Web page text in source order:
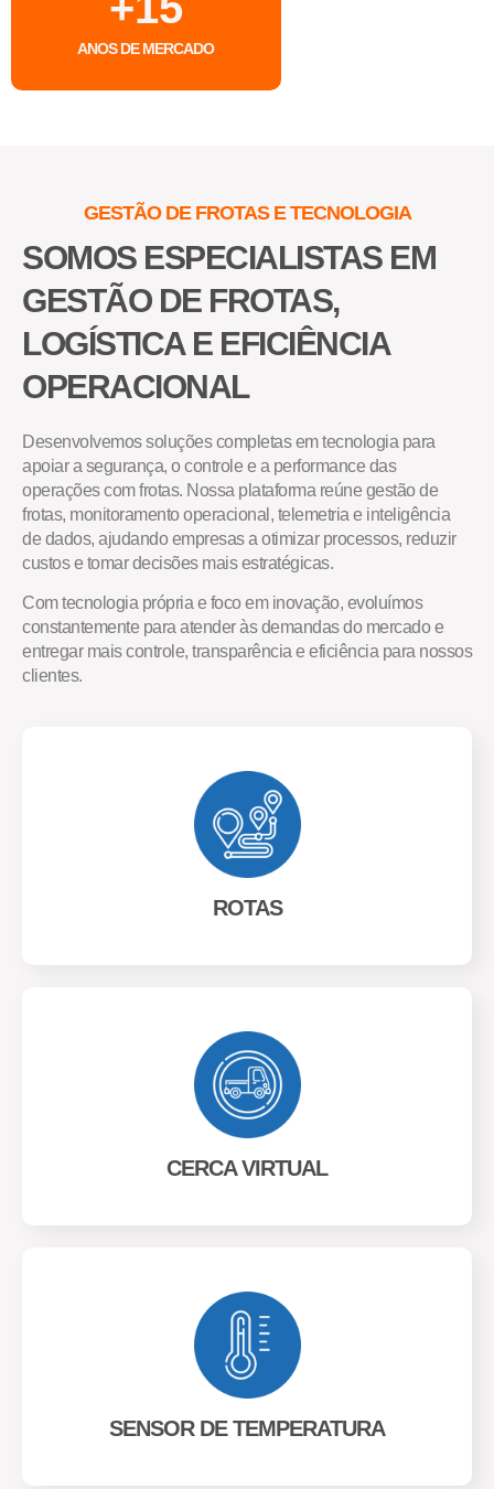
ANOS DE MERCADO
GESTÃO DE FROTAS E TECNOLOGIA
SOMOS ESPECIALISTAS EM
GESTÃO DE FROTAS,
LOGÍSTICA E EFICIÊNCIA
OPERACIONAL
Desenvolvemos soluções completas em tecnologia para
apoiar a segurança, o controle e a performance das
operações com frotas. Nossa plataforma reúne gestão de
frotas, monitoramento operacional, telemetria e inteligência
de dados, ajudando empresas a otimizar processos, reduzir
custos e tomar decisões mais estratégicas.
Com tecnologia própria e foco em inovação, evoluímos
constantemente para atender às demandas do mercado e
entregar mais controle, transparência e eficiência para nossos
clientes.
ROTAS
CERCA VIRTUAL
SENSOR DE TEMPERATURA